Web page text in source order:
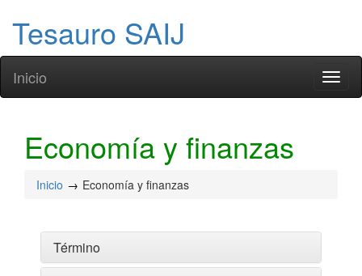
Tesauro SAIJ
Inicio
Economía y finanzas
Inicio Economía y finanzas
Término